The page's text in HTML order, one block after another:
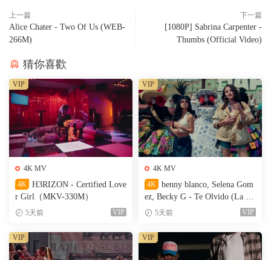
上一篇
Alice Chater - Two Of Us (WEB-
266M)
下一篇
[1080P] Sabrina Carpenter -
Thumbs (Official Video)
猜你喜歡
4K MV
4K
H3RIZON - Certified Love
r Girl（MKV-330M）
5天前 VIP
VIP
4K MV
4K
benny blanco, Selena Gom
ez, Becky G - Te Olvido (La L
a)（MKV-327M）
5天前 VIP
VIP
VIP VIP